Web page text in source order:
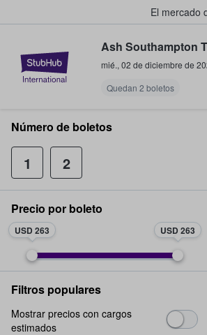
El mercado
StubHub: donde
Ash Southampton
mié., 02 de diciembre de
Quedan 2 boletos
Número de boletos
1 2
Precio por boleto
USD 263 USD 263
Filtros populares
Mostrar precios con cargos
estimados